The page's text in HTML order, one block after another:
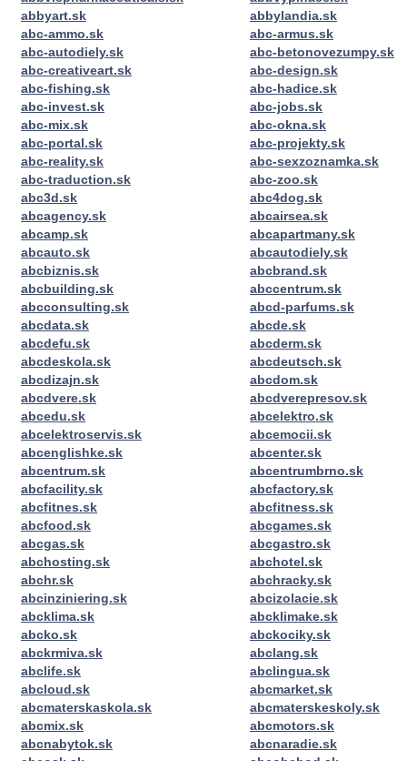
abbyart.sk
abbylandia.sk
abc-ammo.sk
abc-armus.sk
abc-autodiely.sk
abc-betonovezumpy.sk
abc-creativeart.sk
abc-design.sk
abc-fishing.sk
abc-hadice.sk
abc-invest.sk
abc-jobs.sk
abc-mix.sk
abc-okna.sk
abc-portal.sk
abc-projekty.sk
abc-reality.sk
abc-sexzoznamka.sk
abc-traduction.sk
abc-zoo.sk
abc3d.sk
abc4dog.sk
abcagency.sk
abcairsea.sk
abcamp.sk
abcapartmany.sk
abcauto.sk
abcautodiely.sk
abcbiznis.sk
abcbrand.sk
abcbuilding.sk
abccentrum.sk
abcconsulting.sk
abcd-parfums.sk
abcdata.sk
abcde.sk
abcdefu.sk
abcderm.sk
abcdeskola.sk
abcdeutsch.sk
abcdizajn.sk
abcdom.sk
abcdvere.sk
abcdverepresov.sk
abcedu.sk
abcelektro.sk
abcelektroservis.sk
abcemocii.sk
abcenglishke.sk
abcenter.sk
abcentrum.sk
abcentrumbrno.sk
abcfacility.sk
abcfactory.sk
abcfitnes.sk
abcfitness.sk
abcfood.sk
abcgames.sk
abcgas.sk
abcgastro.sk
abchosting.sk
abchotel.sk
abchr.sk
abchracky.sk
abcinziniering.sk
abcizolacie.sk
abcklima.sk
abcklimake.sk
abcko.sk
abckociky.sk
abckrmiva.sk
abclang.sk
abclife.sk
abclingua.sk
abcloud.sk
abcmarket.sk
abcmaterskaskola.sk
abcmaterskeskoly.sk
abcmix.sk
abcmotors.sk
abcnabytok.sk
abcnaradie.sk